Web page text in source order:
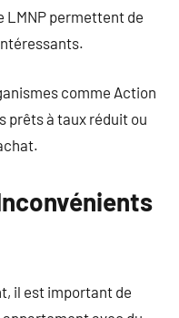
LMNP permettent de
comme Action
prêts à taux réduit ou
il est important de